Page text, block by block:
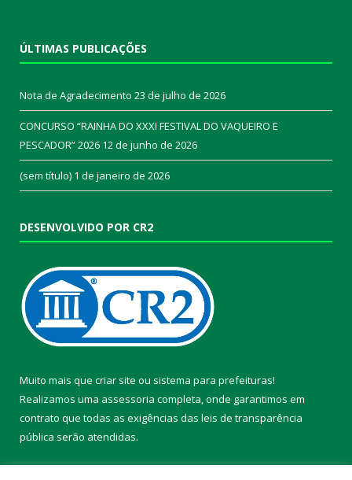
ÚLTIMAS PUBLICAÇÕES
Nota de Agradecimento 23 de julho de 2026
CONCURSO “RAINHA DO XXXI FESTIVAL DO VAQUEIRO E
PESCADOR” 2026 12 de junho de 2026
(sem título) 1 de janeiro de 2026
DESENVOLVIDO POR CR2
Muito mais que criar site ou sistema para prefeituras!
Realizamos uma assessoria completa, onde garantimos em
contrato que todas as exigências das leis de transparência
pública serão atendidas.